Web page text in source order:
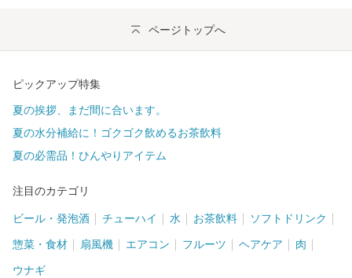
ページトップへ
ピックアップ特集
夏の挨拶、まだ間に合います。
夏の水分補給に！ゴクゴク飲めるお茶飲料
夏の必需品！ひんやりアイテム
注目のカテゴリ
ビール・発泡酒 チューハイ 水 お茶飲料 ソフトドリンク
惣菜・食材 扇風機 エアコン フルーツ ヘアケア 肉
ウナギ